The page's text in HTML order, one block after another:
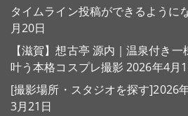
タイムライン投稿ができるように
月20日
【滋賀】想古亭 源内｜温泉付き
叶う本格コスプレ撮影 2026年4月
[撮影場所・スタジオを探す]2026
3月21日